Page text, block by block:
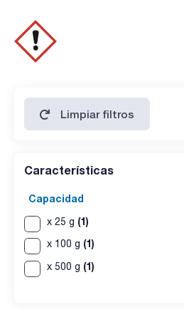
200 nm: max. 0,15 AU
220 nm: max. 0,05 AU
Limpiar filtros
Características
Capacidad
x 25 g (1)
x 100 g (1)
x 500 g (1)